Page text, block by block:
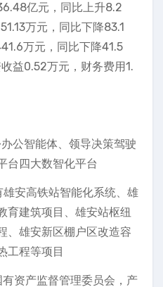
亿元，同比上升8.2
万元，同比下降83.1
万元，同比下降41.5
益0.52万元，财务费用1.
公智能体、领导决策驾驶
台四大数智化平台
安高铁站智能化系统、雄
育建筑项目、雄安站枢纽
、雄安新区棚户区改造容
工程等项目
资产监督管理委员会，产